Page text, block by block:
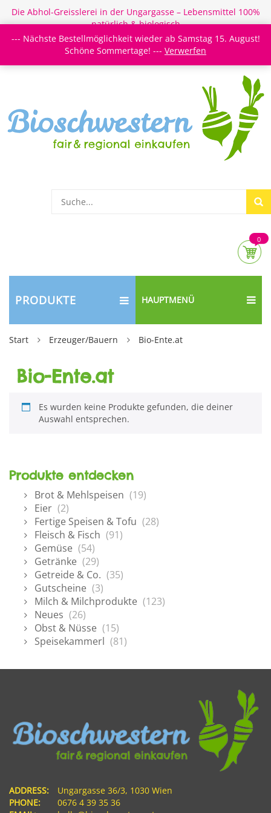
Die Abhol-Greisslerei in der Ungargasse – Lebensmittel 100%
natürlich & biologisch
Login/Register Newsletter Meine Merkzettel
0
PRODUKTE HAUPTMENÜ
Start Erzeuger/Bauern Bio-Ente.at
Bio-Ente.at
Es wurden keine Produkte gefunden, die deiner
Auswahl entsprechen.
Produkte entdecken
Brot & Mehlspeisen (19)
Eier (2)
Fertige Speisen & Tofu (28)
Fleisch & Fisch (91)
Gemüse (54)
Getränke (29)
Getreide & Co. (35)
Gutscheine (3)
Milch & Milchprodukte (123)
Neues (26)
Obst & Nüsse (15)
Speisekammerl (81)
ADDRESS:
Ungargasse 36/3, 1030 Wien
PHONE:
0676 4 39 35 36
--- Nächste Bestellmöglichkeit wieder ab Samstag 15. August!
Schöne Sommertage! --- Verwerfen